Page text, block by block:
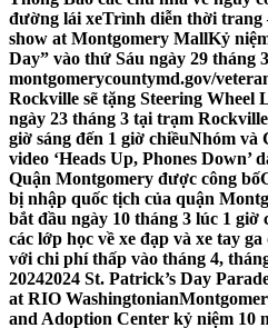
đường lái xeTrình diễn thời trang
show at Montgomery MallKỷ
Day” vào thứ Sáu ngày 29 tháng
montgomerycountymd.gov/
Rockville sẽ tặng Steering Wheel
ngày 23 tháng 3 tại trạm
giờ sáng đến 1 giờ chiềuNhóm và
video ‘Heads Up, Phones Down’
Quận Montgomery được công bố
bị nhập quốc tịch của quận
bắt đầu ngày 10 tháng 3 lúc 1 giờ
các lớp học về xe đạp và xe tay
với chi phí thấp vào tháng 4,
20242024 St. Patrick’s Day
at RIO Washingtonian
and Adoption Center kỷ niệm 10